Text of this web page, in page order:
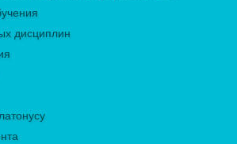
дисциплин